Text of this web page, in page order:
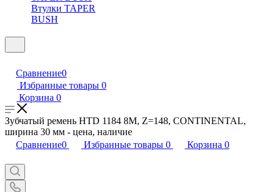
Втулки TAPER
BUSH
Сравнение0
Избранные товары 0
Корзина 0
Зубчатый ремень HTD 1184 8M, Z=148, CONTINENTAL,
ширина 30 мм - цена, наличие
Сравнение0 Избранные товары 0 Корзина 0